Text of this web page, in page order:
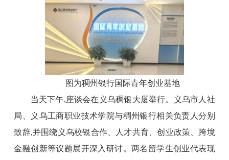
图为稠州银行国际青年创业基地
当天下午,座谈会在 义乌稠银大厦举行。义乌市人社
局、义乌工商职业技术学院与稠州银行相关负责人分别
致辞,并围绕义乌校银合作、人才共育、创业政策、跨境
金融创新等议题展开深入研讨。 两名留学生创业代表现